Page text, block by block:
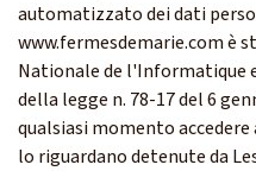
automatizzato dei dati
www.fermesdemarie.com è
Nationale de l'Informatique
della legge n. 78-17 del 6
qualsiasi momento
lo riguardano detenute da